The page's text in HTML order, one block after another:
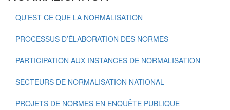
QU’EST CE QUE LA NORMALISATION
PROCESSUS D’ÉLABORATION DES NORMES
PARTICIPATION AUX INSTANCES DE NORMALISATION
SECTEURS DE NORMALISATION NATIONAL
PROJETS DE NORMES EN ENQUÊTE PUBLIQUE